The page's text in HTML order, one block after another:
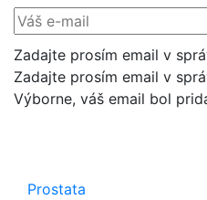
Zadajte prosím email v
Zadajte prosím email v
Výborne, váš email bol
Prostata